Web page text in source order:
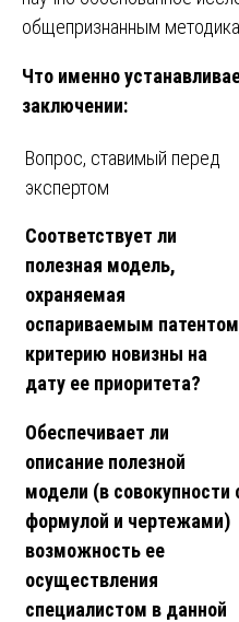
общепризнанным
Что именно
заключении:
Вопрос, ставимый перед
экспертом
Соответствует ли
полезная модель,
охраняемая
оспариваемым
критерию новизны на
дату ее приоритета?
Обеспечивает ли
описание полезной
модели (в совокупности
формулой и чертежами)
возможность ее
осуществления
специалистом в данной